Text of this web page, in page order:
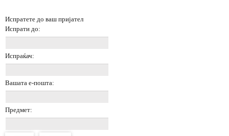
Испратете до ваш пријател
Испрати до:
Испраќач:
Вашата е-пошта:
Предмет: